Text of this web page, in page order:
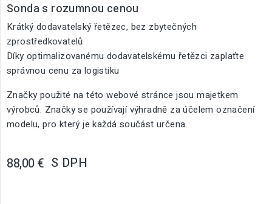
Sonda s rozumnou cenou
Krátký dodavatelský řetězec, bez zbytečných
zprostředkovatelů
Díky optimalizovanému dodavatelskému řetězci zaplaťte
správnou cenu za logistiku
Značky použité na této webové stránce jsou majetkem
výrobců. Značky se používají výhradně za účelem označení
modelu, pro který je každá součást určena.
88,00 € S DPH